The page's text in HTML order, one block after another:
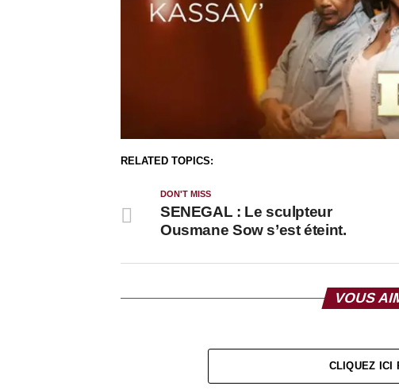
RELATED TOPICS:
DON'T MISS
SENEGAL : Le sculpteur
Ousmane Sow s’est éteint.
VOUS
CLIQUEZ ICI